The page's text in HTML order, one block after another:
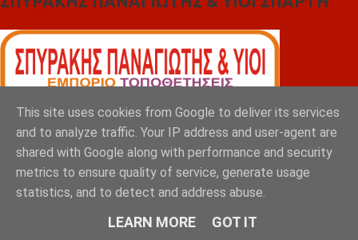
This site uses cookies from Google to deliver its services
and to analyze traffic. Your IP address and user-agent are
shared with Google along with performance and security
metrics to ensure quality of service, generate usage
statistics, and to detect and address abuse.
LEARN MORE GOT IT